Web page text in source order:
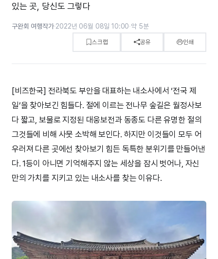
있는 곳, 당신도 그렇다
구완회 여행작가·2022년 06월 08일 10:00·약 5분
스크랩 공유 인쇄
[비즈한국] 전라북도 부안을 대표하는 내소사에서 ‘전국 제
일’을 찾아보긴 힘들다. 절에 이르는 전나무 숲길은 월정사보
다 짧고, 보물로 지정된 대웅보전과 동종도 다른 유명한 절의
그것들에 비해 사뭇 소박해 보인다. 하지만 이것들이 모두 어
우러져 다른 곳에선 찾아보기 힘든 독특한 분위기를 만들어낸
다. 1등이 아니면 기억해주지 않는 세상을 잠시 벗어나, 자신
만의 가치를 지키고 있는 내소사를 찾는 이유다.